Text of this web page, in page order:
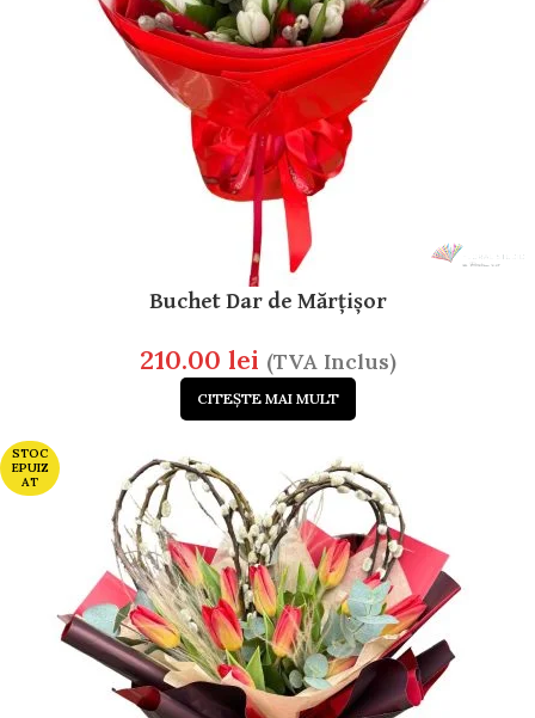
Buchet Dar de Mărțișor
210.00 lei (TVA Inclus)
CITEȘTE MAI MULT
STOC
EPUIZ
AT